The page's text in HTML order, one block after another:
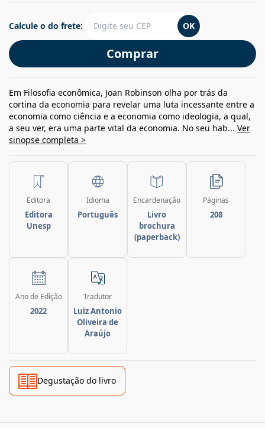
Comprar
Calcule o do frete: OK
Em Filosofia econômica, Joan Robinson olha por trás da
cortina da economia para revelar uma luta incessante entre a
economia como ciência e a economia como ideologia, a qual,
a seu ver, era uma parte vital da economia. No seu hab... Ver
sinopse completa >
Editora
Editora
Unesp
Idioma
Português
Encardenação
Livro
brochura
(paperback)
Páginas
208
Ano de Edição
2022
Tradutor
Luiz Antonio
Oliveira de
Araújo
Degustação do livro